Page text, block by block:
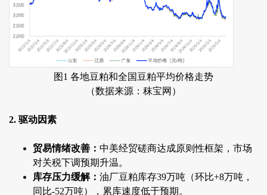
图1 各地豆粕和全国豆粕平均价格走势
（数据来源：秣宝网）
2. 驱动因素
贸易情绪改善： 中美经贸磋商达成原则性框架，市场
对关税下调预期升温。
库存压力缓解： 油厂豆粕库存39万吨（环比+8万吨，
同比-52万吨），累库速度低于预期。